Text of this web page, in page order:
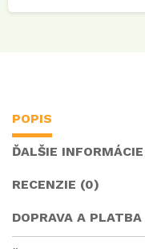
POPIS
ĎALŠIE INFORMÁCIE
RECENZIE (0)
DOPRAVA A PLATBA